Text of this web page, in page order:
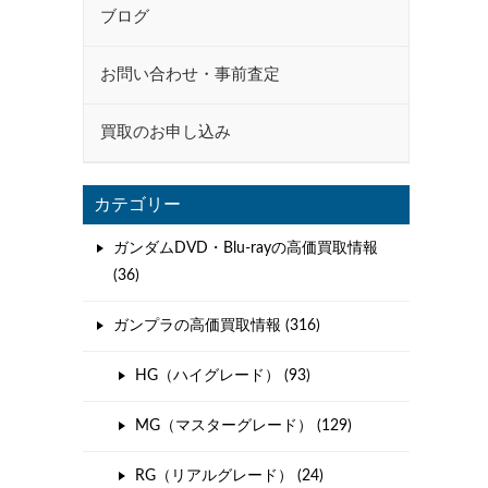
ブログ
お問い合わせ・事前査定
買取のお申し込み
カテゴリー
ガンダムDVD・Blu-rayの高価買取情報
(36)
ガンプラの高価買取情報 (316)
HG（ハイグレード） (93)
MG（マスターグレード） (129)
RG（リアルグレード） (24)